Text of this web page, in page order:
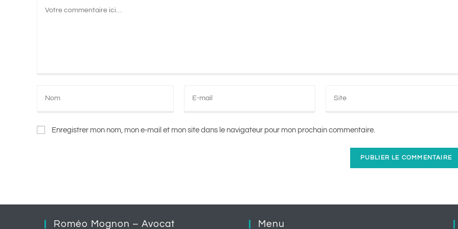
Enregistrer mon nom, mon e-mail et mon site dans le navigateur pour mon prochain commentaire.
Roméo Mognon – Avocat Menu